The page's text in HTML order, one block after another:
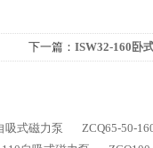
下一篇： ISW32-160卧
吸式磁力泵 ZCQ65-50-